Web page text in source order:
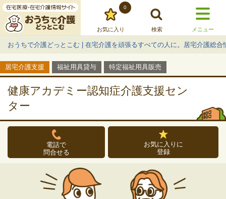
お気に入り
0
検索 メニュー
おうちで介護どっとこむ | 在宅介護を頑張るすべての人に。居宅介護総合
居宅介護支援 福祉用具貸与 特定福祉用具販売
健康アカデミー認知症介護支援セン
ター
電話で
問合せる
お気に入りに
登録